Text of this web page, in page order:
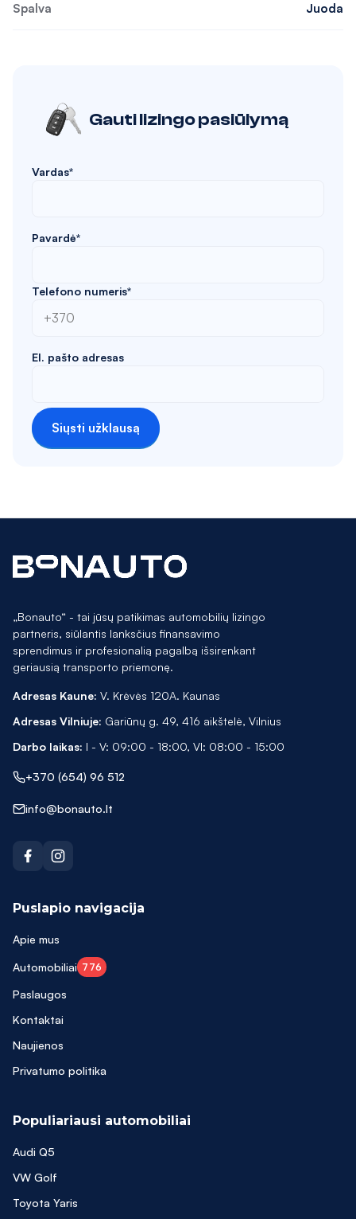
Spalva Juoda
Gauti lizingo pasiūlymą
Vardas*
Pavardė*
Telefono numeris*
El. pašto adresas
Siųsti užklausą
„Bonauto“ - tai jūsų patikimas automobilių lizingo
partneris, siūlantis lanksčius finansavimo
sprendimus ir profesionalią pagalbą išsirenkant
geriausią transporto priemonę.
Adresas Kaune: V. Krėvės 120A. Kaunas
Adresas Vilniuje: Gariūnų g. 49, 416 aikštelė, Vilnius
Darbo laikas: I - V: 09:00 - 18:00, VI: 08:00 - 15:00
+370 (654) 96 512
info@bonauto.lt
Puslapio navigacija
Apie mus
Automobiliai 776
Paslaugos
Kontaktai
Naujienos
Privatumo politika
Populiariausi automobiliai
Audi Q5
VW Golf
Toyota Yaris